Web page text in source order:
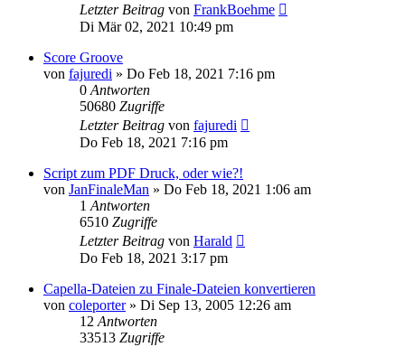
Letzter Beitrag von FrankBoehme
Di Mär 02, 2021 10:49 pm
Score Groove
von fajuredi » Do Feb 18, 2021 7:16 pm
0 Antworten
50680 Zugriffe
Letzter Beitrag von fajuredi
Do Feb 18, 2021 7:16 pm
Script zum PDF Druck, oder wie?!
von JanFinaleMan » Do Feb 18, 2021 1:06 am
1 Antworten
6510 Zugriffe
Letzter Beitrag von Harald
Do Feb 18, 2021 3:17 pm
Capella-Dateien zu Finale-Dateien konvertieren
von coleporter» Di Sep 13, 2005 12:26 am
12 Antworten
33513 Zugriffe